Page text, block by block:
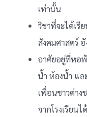
เท่านั้น
วิชาที่จะได้เ
สังคมศาสตร์
อาศัยอยู่ที่หอพั
น้ำ ห้องน้ำ แ
เพื่อนชาวต่า
จากโรงเรียน